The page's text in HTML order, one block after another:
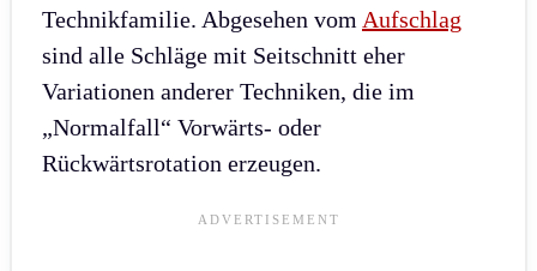
Technikfamilie. Abgesehen vom Aufschlag
sind alle Schläge mit Seitschnitt eher
Variationen anderer Techniken, die im
„Normalfall“ Vorwärts- oder
Rückwärtsrotation erzeugen.